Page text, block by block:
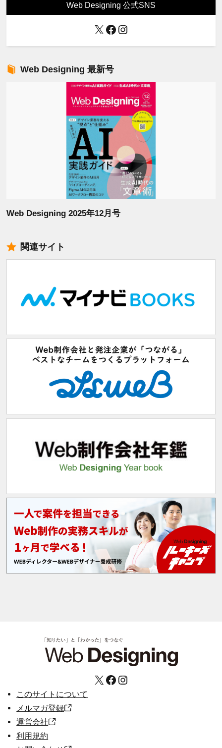
Web Designing 公式SNS
X Facebook
Instagram
Web Designing 最新号
Web Designing 2025年12月号
関連サイト
X Facebook Instagram
このサイトについて
メルマガ登録
運営会社
利用規約